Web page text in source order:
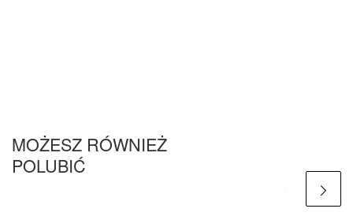
MOŻESZ RÓWNIEŻ
POLUBIĆ